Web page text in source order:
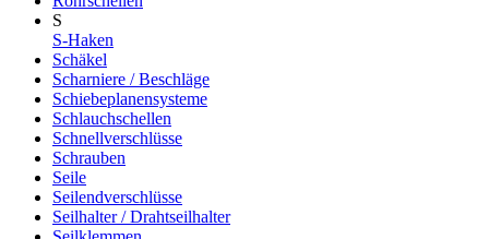
S
S-Haken
Schäkel
Scharniere / Beschläge
Schiebeplanensysteme
Schlauchschellen
Schnellverschlüsse
Schrauben
Seile
Seilendverschlüsse
Seilhalter / Drahtseilhalter